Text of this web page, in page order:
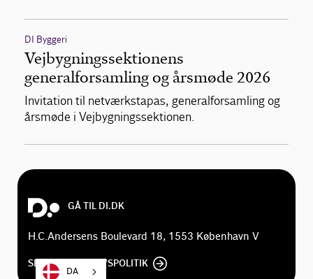
DI Byggeri
Vejbygningssektionens
generalforsamling og årsmøde 2026
Invitation til netværkstapas, generalforsamling og
årsmøde i Vejbygningssektionen.
GÅ TIL DI.DK
H.C.Andersens Boulevard 18, 1553 København V
SE DI'S PRIVATLIVSPOLITIK
DA